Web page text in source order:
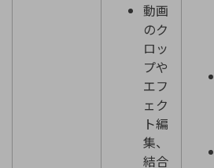
動画
のク
ロッ
プや
エフ
ェク
ト編
集、
結合